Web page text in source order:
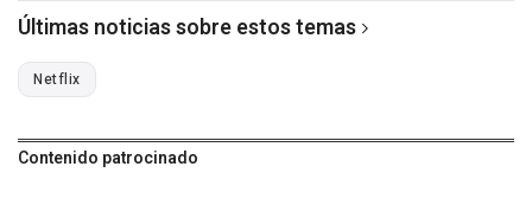
Últimas noticias sobre estos temas
Netflix
Contenido patrocinado